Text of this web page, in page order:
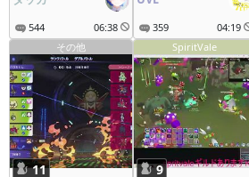
544 06:38 359 04:19
その他
11
SpiritVale
9